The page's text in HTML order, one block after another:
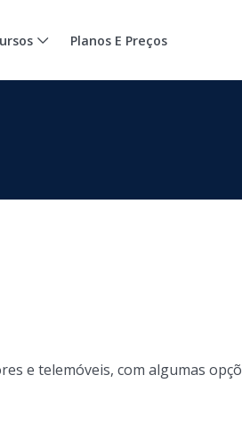
Planos E Preços
e telemóveis, com algumas